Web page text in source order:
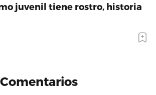
juvenil tiene rostro, historia